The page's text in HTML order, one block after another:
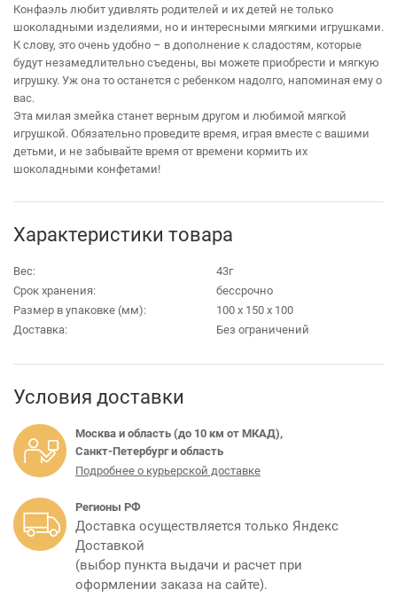
Конфаэль любит удивлять родителей и их детей не только
шоколадными изделиями, но и интересными мягкими игрушками.
К слову, это очень удобно – в дополнение к сладостям, которые
будут незамедлительно съедены, вы можете приобрести и мягкую
игрушку. Уж она то останется с ребенком надолго, напоминая ему о
вас.
Эта милая змейка станет верным другом и любимой мягкой
игрушкой. Обязательно проведите время, играя вместе с вашими
детьми, и не забывайте время от времени кормить их
шоколадными конфетами!
Характеристики товара
Вес:
43г
Срок хранения:
бессрочно
Размер в упаковке (мм):
100 х 150 х 100
Доставка:
Без ограничений
Условия доставки
Москва и область (до 10 км от МКАД),
Санкт-Петербург и область
Подробнее о курьерской доставке
Регионы РФ
Доставка осуществляется только Яндекс
Доставкой
(выбор пункта выдачи и расчет при
оформлении заказа на сайте).